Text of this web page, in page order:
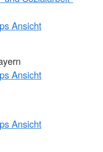
Ansicht
Ansicht
Ansicht